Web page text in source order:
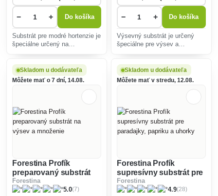
− + Do košíka
Substrát pre modré hortenzie je
špeciálne určený na
− + Do košíka
Výsevný substrát je určený
špeciálne pre výsev a
Skladom u dodávateľa
Môžete mať o 7 dní, 14.08.
Forestina Profík
preparovaný substrát
na výsev a množenie
Forestina
5.0(7)
Skladom u dodávateľa
Môžete mať v stredu, 12.08.
Forestina Profík
supresívny substrát pre
paradajky, papriku a
uhorky
Forestina
4.9(28)